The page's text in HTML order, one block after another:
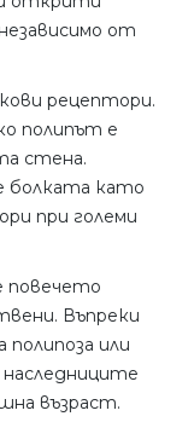
от
рецептори.
полипът е
стена.
болката като
при големи
повечето
Въпреки
полипоза или
наследниците
възраст.